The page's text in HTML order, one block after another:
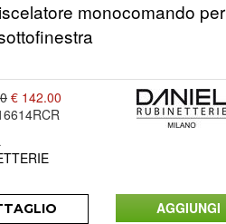
monocomando per
€ 142.00